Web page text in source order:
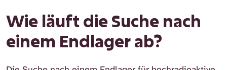
Wie läuft die Suche nach
einem Endlager ab?